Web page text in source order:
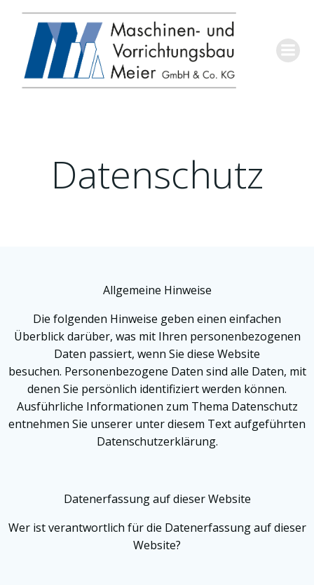
zum
Inhalt
Datenschutz
Allgemeine Hinweise
Die folgenden Hinweise geben einen einfachen
Überblick darüber, was mit Ihren personenbezogenen
Daten passiert, wenn Sie diese Website
besuchen. Personenbezogene Daten sind alle Daten, mit
denen Sie persönlich identifiziert werden können.
Ausführliche Informationen zum Thema Datenschutz
entnehmen Sie unserer unter diesem Text aufgeführten
Datenschutzerklärung.
Datenerfassung auf dieser Website
Wer ist verantwortlich für die Datenerfassung auf dieser
Website?